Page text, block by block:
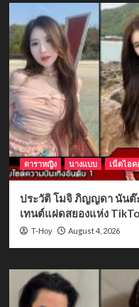
ดาราหญิง นางแบบ เน็ตไอด
ประวัติ โมจิ ภิญญดา นันต๊
เทนต์แฝดสยองแห่ง
T-Hoy August 4, 2026